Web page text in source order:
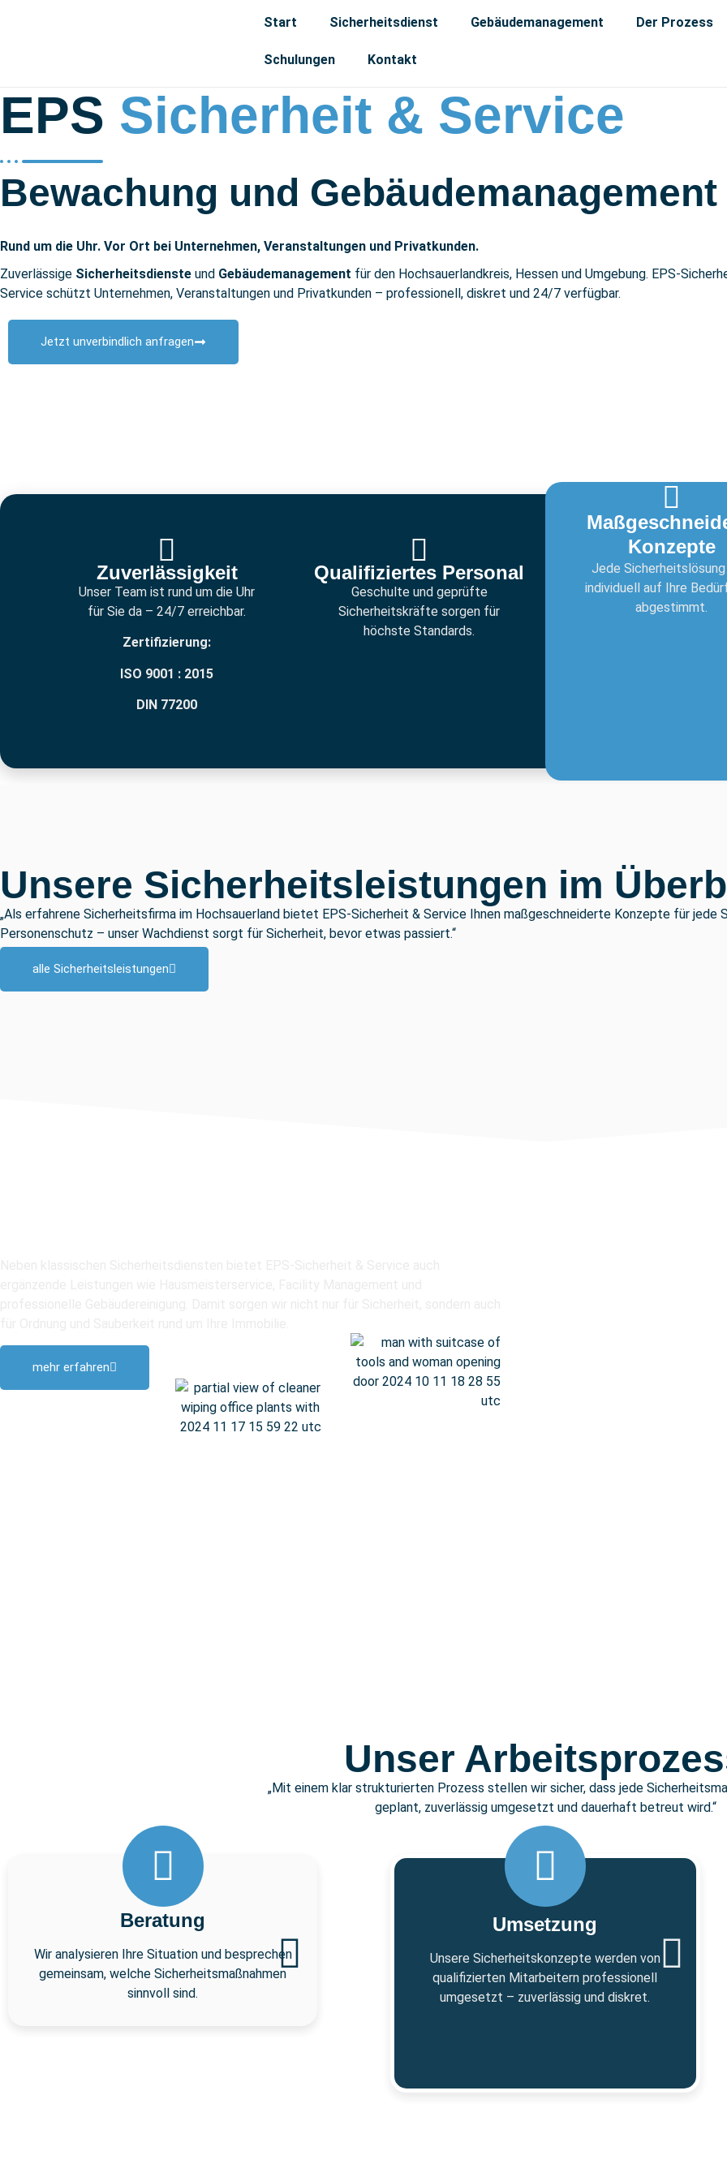
Start Sicherheitsdienst Gebäudemanagement Der Prozess
Schulungen Kontakt
EPS Sicherheit & Service
Bewachung und Gebäudemanage­ment
Rund um die Uhr. Vor Ort bei Unternehmen, Veranstaltungen und Privatkunden.
Zuverlässige Sicherheitsdienste und Gebäudemanagement für den Hochsauerlandkreis, Hessen und Umgebung. EPS-
Service schützt Unternehmen, Veranstaltungen und Privatkunden – professionell, diskret und 24/7 verfügbar.
Jetzt unverbindlich anfragen
Zuverlässigkeit
Unser Team ist rund um die Uhr
für Sie da – 24/7 erreichbar.
Zertifizierung:
ISO 9001 : 2015
DIN 77200
Qualifiziertes Personal
Geschulte und geprüfte
Sicherheitskräfte sorgen für
höchste Standards.
Konzepte
Jede
individuell auf Ihre
abgestimmt.
Unsere Sicherheitsleistungen im
„Als erfahrene Sicherheitsfirma im Hochsauerland bietet EPS-Sicherheit & Service Ihnen maßgeschneiderte Konzepte für
Personenschutz – unser Wachdienst sorgt für Sicherheit, bevor etwas passiert.“
alle Sicherheitsleistungen
mehr erfahren
Unser
„Mit einem klar strukturierten Prozess stellen wir sicher, dass jede
geplant, zuverlässig umgesetzt und dauerhaft betreut wird.“
Beratung
Wir analysieren Ihre Situation und besprechen
gemeinsam, welche Sicherheitsmaßnahmen
sinnvoll sind.
Umsetzung
Unsere Sicherheitskonzepte werden von
qualifizierten Mitarbeitern professionell
umgesetzt – zuverlässig und diskret.